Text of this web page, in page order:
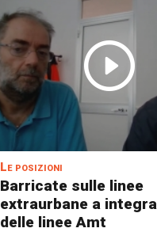
Le posizioni
Barricate sulle linee
extraurbane a
delle linee Amt